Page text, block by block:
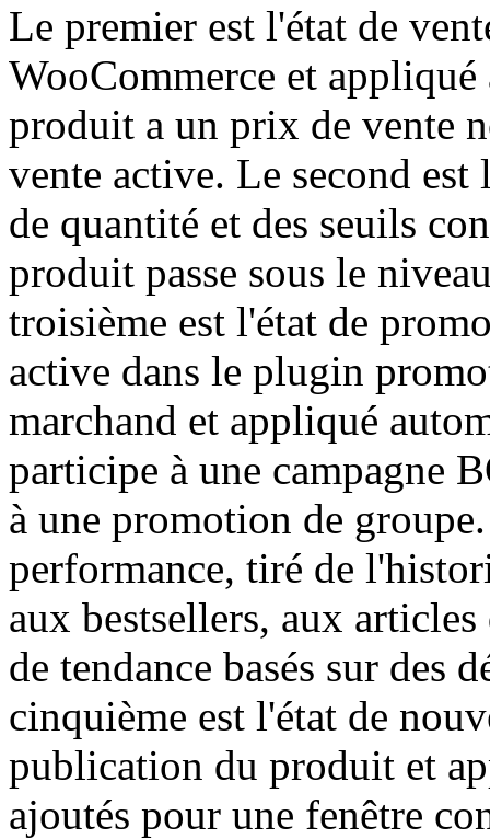
Le premier est l'état de
WooCommerce et
produit a un prix de vente
vente active. Le second
de quantité et des seuils
produit passe sous le
troisième est l'état de
active dans le plugin
marchand et appliqué
participe à une campagne
à une promotion de
performance, tiré de
aux bestsellers, aux
de tendance basés sur des
cinquième est l'état de
publication du produit et
ajoutés pour une fenêtre